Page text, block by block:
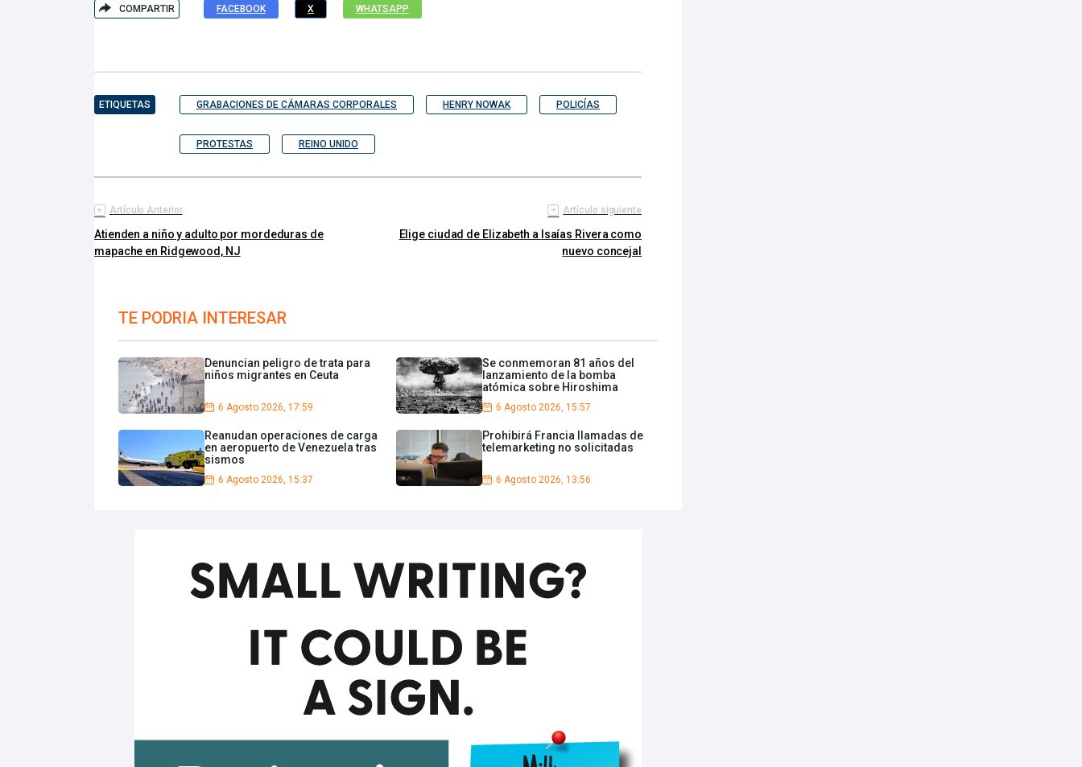
COMPARTIR FACEBOOK X WHATSAPP
ETIQUETAS GRABACIONES DE CÁMARAS CORPORALES HENRY NOWAK POLICÍAS
PROTESTAS REINO UNIDO
Artículo Anterior
Atienden a niño y adulto por mordeduras de
mapache en Ridgewood, NJ
Artículo siguiente
Elige ciudad de Elizabeth a Isaías Rivera como
nuevo concejal
TE PODRIA INTERESAR
Denuncian peligro de trata para
niños migrantes en Ceuta
6 Agosto 2026, 17:59
Se conmemoran 81 años del
lanzamiento de la bomba
atómica sobre Hiroshima
6 Agosto 2026, 15:57
Reanudan operaciones de carga
en aeropuerto de Venezuela tras
sismos
6 Agosto 2026, 15:37
Prohibirá Francia llamadas de
telemarketing no solicitadas
6 Agosto 2026, 13:56